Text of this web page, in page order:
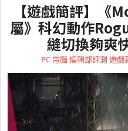
【遊戲簡評】《
屬》科幻動作
縫切換夠爽
PC 電腦編輯部評測 遊戲